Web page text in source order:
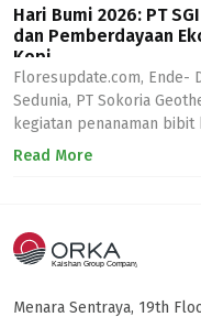
Hari Bumi 2026: PT
dan Pemberdayaan
Kopi
Floresupdate.com, Ende-
Sedunia, PT Sokoria
kegiatan penanaman bibit
Sokoria, Kab. Ende.
Read More
Menara Sentraya, 19th